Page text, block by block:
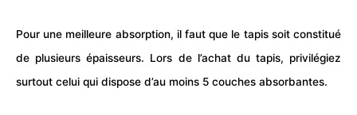
Pour une meilleure absorption, il faut que le tapis soit constitué
de plusieurs épaisseurs. Lors de l’achat du tapis, privilégiez
surtout celui qui dispose d’au moins 5 couches absorbantes.